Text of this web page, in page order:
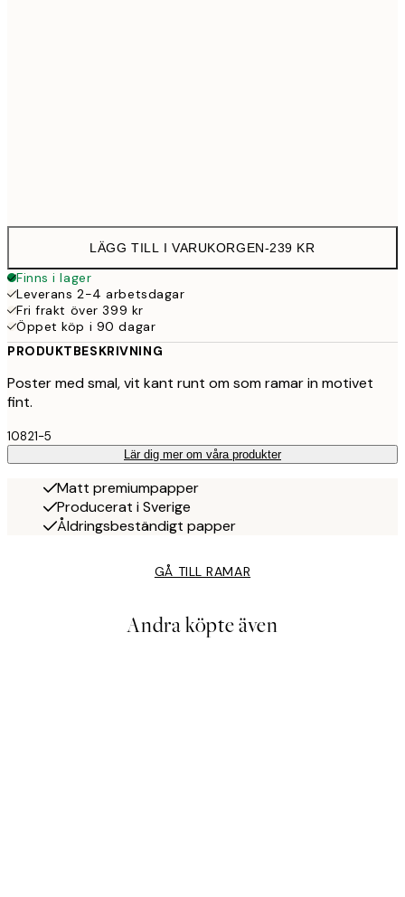
LÄGG TILL I VARUKORGEN-239 KR
Finns i lager
Leverans 2-4 arbetsdagar
Fri frakt över 399 kr
Öppet köp i 90 dagar
PRODUKTBESKRIVNING
Poster med smal, vit kant runt om som ramar in motivet
fint.
10821-5
Lär dig mer om våra produkter
Matt premiumpapper
Producerat i Sverige
Åldringsbeständigt papper
GÅ TILL RAMAR
Andra köpte även